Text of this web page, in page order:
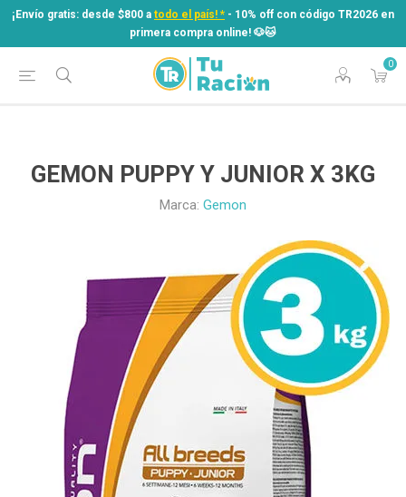
¡Envío gratis: desde $800 a todo el país! * - 10% off con código TR2026 en
primera compra online! ​🐶​🐱
0
¡Envío gratis: desde $800 atodo el país! *
- 10% off con código TR2026 en
primera compra online! ​🐶​🐱
GEMON PUPPY Y JUNIOR X 3KG
Marca: Gemon